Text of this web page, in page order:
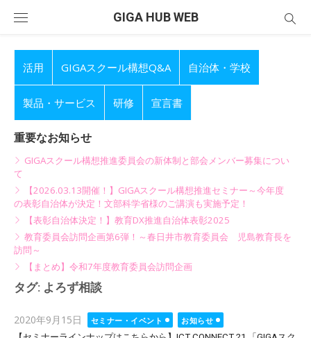
GIGA HUB WEB
活用 GIGAスクール構想Q&A 自治体・学校
製品・サービス 研修 宣言書
重要なお知らせ
GIGAスクール構想推進委員会の新体制と部会メンバー募集につい
て
【2026.03.13開催！】GIGAスクール構想推進セミナー～今年度
の表彰自治体が決定！文部科学省様のご講演も実施予定！
【表彰自治体決定！】教育DX推進自治体表彰2025
教育委員会訪問企画第6弾！～春日井市教育委員会 児島教育長を
訪問～
【まとめ】令和7年度教育委員会訪問企画
タグ: よろず相談
Posted
on
2020年9月15日 セミナー・イベント
お知らせ